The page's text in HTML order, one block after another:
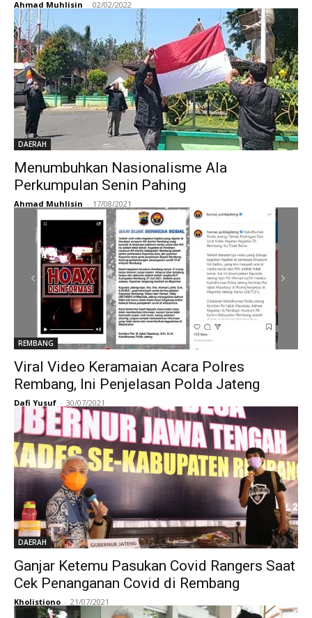
Ahmad Muhlisin - 02/02/2022
DAERAH
Menumbuhkan Nasionalisme Ala
Perkumpulan Senin Pahing
Ahmad Muhlisin - 17/08/2021
REMBANG
Viral Video Keramaian Acara Polres
Rembang, Ini Penjelasan Polda Jateng
Dafi Yusuf - 30/07/2021
DAERAH
Ganjar Ketemu Pasukan Covid Rangers Saat
Cek Penanganan Covid di Rembang
Kholistiono - 21/07/2021